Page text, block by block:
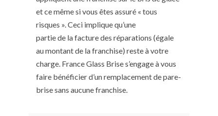
et ce même si vous êtes assuré « tous
risques ». Ceci implique qu’une
partie de la facture des réparations (égale
au montant de la franchise) reste à votre
charge. France Glass Brise s’engage à vous
faire bénéficier d’un remplacement de pare-
brise sans aucune franchise.